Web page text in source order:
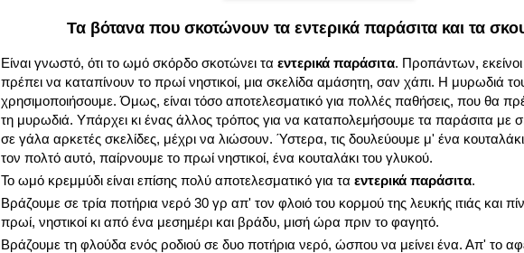
Τα βότανα που σκοτώνουν τα εντερικά παράσιτα και τα
Είναι γνωστό, ότι το ωμό σκόρδο σκοτώνει τα εντερικά παράσιτα. Προπάντων,
πρέπει να καταπίνουν το πρωί νηστικοί, μια σκελίδα αμάσητη, σαν χάπι. Η μυρωδιά
χρησιμοποιήσουμε. Όμως, είναι τόσο αποτελεσματικό για πολλές παθήσεις, που θα
τη μυρωδιά. Υπάρχει κι ένας άλλος τρόπος για να καταπολεμήσουμε τα παράσιτα με
σε γάλα αρκετές σκελίδες, μέχρι να λιώσουν. Ύστερα, τις δουλεύουμε μ' ένα
τον πολτό αυτό, παίρνουμε το πρωί νηστικοί, ένα κουταλάκι του γλυκού.
Το ωμό κρεμμύδι είναι επίσης πολύ αποτελεσματικό για τα εντερικά παράσιτα.
Βράζουμε σε τρία ποτήρια νερό 30 γρ απ' τον φλοιό του κορμού της λευκής ιτιάς και
πρωί, νηστικοί κι από ένα μεσημέρι και βράδυ, μισή ώρα πριν το φαγητό.
Βράζουμε τη φλούδα ενός ροδιού σε δυο ποτήρια νερό, ώσπου να μείνει ένα. Απ' το